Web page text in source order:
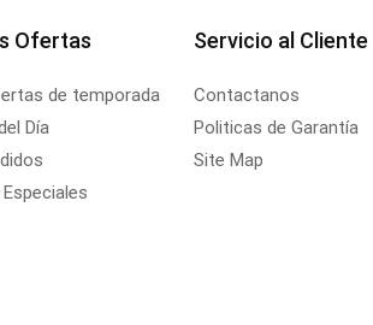
Ofertas
de temporada
Día
Servicio al Cliente
Contactanos
Politicas de Garantía
Site Map